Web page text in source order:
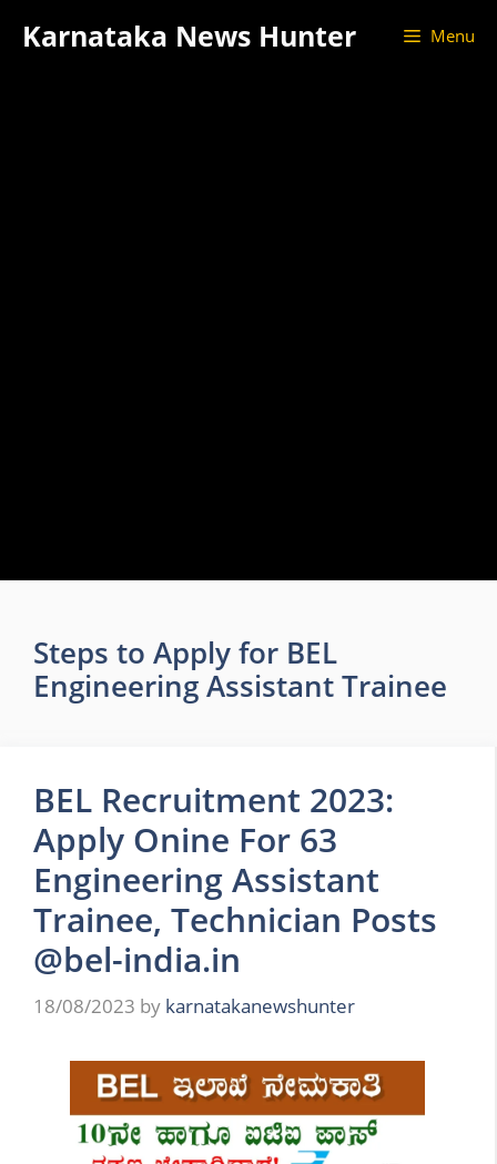
Karnataka News Hunter Menu
Steps to Apply for BEL
Engineering Assistant Trainee
BEL Recruitment 2023:
Apply Onine For 63
Engineering Assistant
Trainee, Technician Posts
@bel-india.in
18/08/2023 by karnatakanewshunter